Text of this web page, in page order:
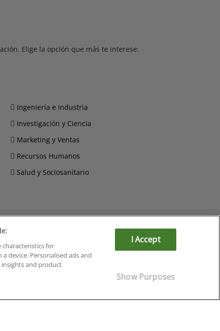
Elige la opción que más te interese:
Ingeniería e Industria
Investigación y Ciencia
Marketing y Ventas
Recursos Humanos
Salud y Sociosanitario
Cursos en Tarragona
Cursos en Tenerife
Cursos en Toledo
Cursos en Zaragoza
characteristics for
device. Personalised ads and
and product
I Accept
Show Purposes